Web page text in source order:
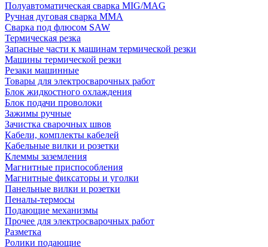
Полуавтоматическая сварка MIG/MAG
Ручная дуговая сварка MMA
Сварка под флюсом SAW
Термическая резка
Запасные части к машинам термической резки
Машины термической резки
Резаки машинные
Товары для электросварочных работ
Блок жидкостного охлаждения
Блок подачи проволоки
Зажимы ручные
Зачистка сварочных швов
Кабели, комплекты кабелей
Кабельные вилки и розетки
Клеммы заземления
Магнитные приспособления
Магнитные фиксаторы и уголки
Панельные вилки и розетки
Пеналы-термосы
Подающие механизмы
Прочее для электросварочных работ
Разметка
Ролики подающие